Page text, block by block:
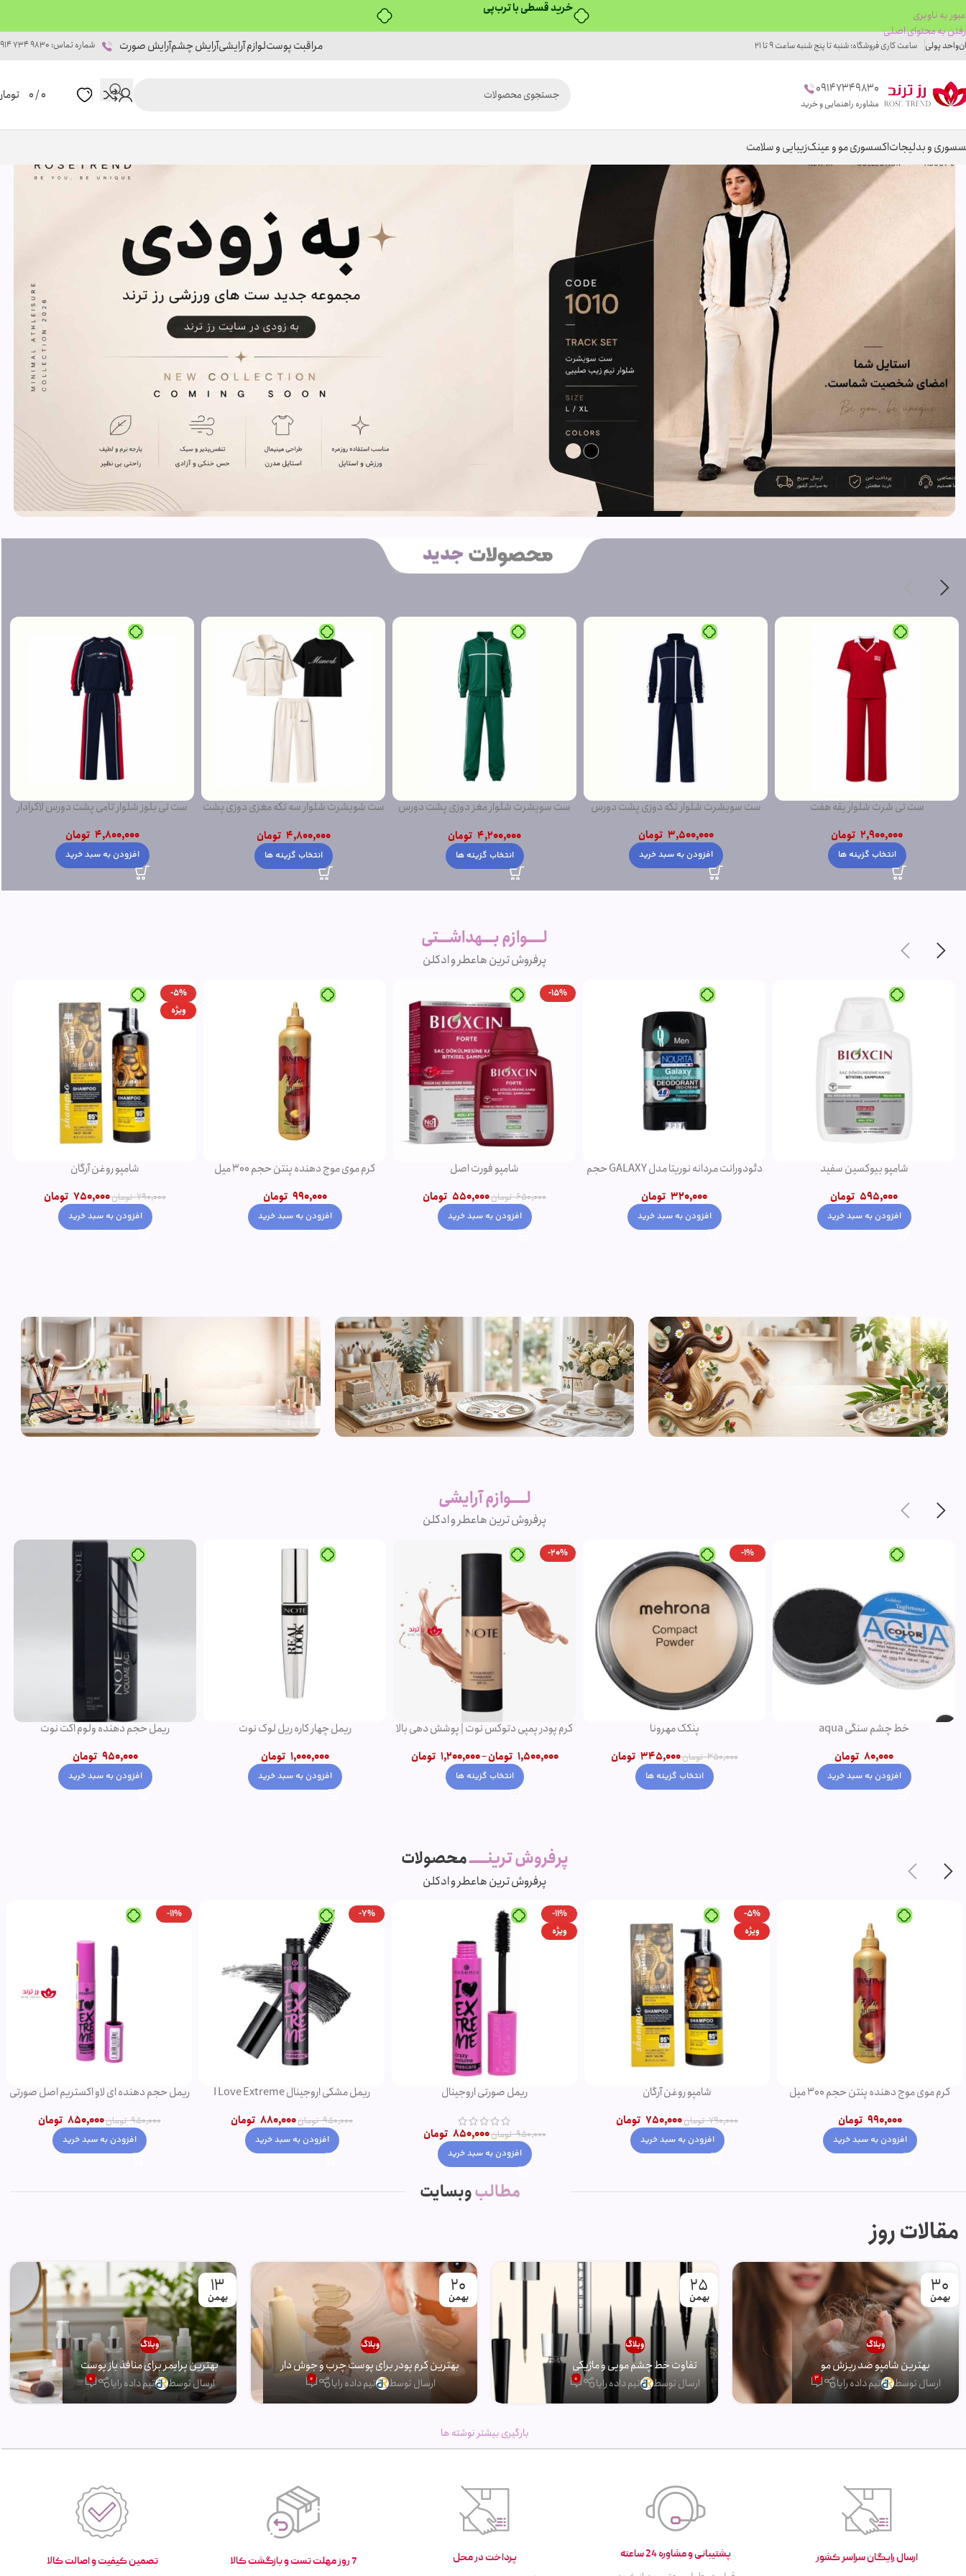
خرید قسطی با ترب‌پی
عبور به ناوبری
رفتن به محتوای اصلی
واحد پولی ساعت کاری فروشگاه: شنبه تا پنج شنبه ساعت 9 تا 21 مراقبت پوستلوازم آرایشیآرایش چشمآرایش صورت شماره تماس: 9830 734 0914
09147349830
مشاوره راهنمایی و خرید
0
/
0
و بدلیجاتاکسسوری مو و عینکزیبایی و سلامت
ست تی شرت شلوار یقه هفت
2,900,000 تومان
انتخاب گزینه ها
ست سویشرت شلوار تکه دوزی پشت دورس
3,500,000 تومان
افزودن به سبد خرید
ست سویشرت شلوار مغز دوزی پشت دورس
4,200,000 تومان
انتخاب گزینه ها
ست شویشرت شلوار سه تکه مغزی دوزی پشت
4,800,000 تومان
انتخاب گزینه ها
ست تی بلوز شلوار تامی پشت دورس لاکرادار
4,800,000 تومان
افزودن به سبد خرید
لــــوازم بـــهداشـــتی
پرفروش ترین هاعطر و ادکلن
شامپو بیوکسین سفید
595,000 تومان
افزودن به سبد خرید
دئودورانت مردانه نوریتا مدل GALAXY حجم
320,000 تومان
افزودن به سبد خرید
-15%
شامپو فورت اصل
650,000 تومان550,000 تومان
افزودن به سبد خرید
کرم موی موج دهنده پنتن حجم 300 میل
990,000 تومان
افزودن به سبد خرید
-5%
ویژه
شامپو روغن آرگان
790,000 تومان750,000 تومان
افزودن به سبد خرید
بدلیجات
متنوع
مشاهده
محصولات
مشاهده محصولات
لــــوازم آرایشی
پرفروش ترین هاعطر و ادکلن
خط چشم سنگی aqua
80,000 تومان
افزودن به سبد خرید
-1%
پنکک مهرونا
350,000 تومان345,000 تومان
انتخاب گزینه ها
-20%
کرم پودر پمپی دتوکس نوت | پوشش دهی بالا
1,500,000 تومان–
1,200,000 تومان
انتخاب گزینه ها
ریمل چهار کاره ریل لوک نوت
1,000,000 تومان
افزودن به سبد خرید
ریمل حجم دهنده ولوم اکت نوت
950,000 تومان
افزودن به سبد خرید
پرفروش ترینـــــمحصولات
پرفروش ترین هاعطر و ادکلن
کرم موی موج دهنده پنتن حجم 300 میل
990,000 تومان
افزودن به سبد خرید
-5%
ویژه
شامپو روغن آرگان
790,000 تومان750,000 تومان
افزودن به سبد خرید
-11%
ویژه
ریمل صورتی اروجینال
950,000 تومان850,000 تومان
افزودن به سبد خرید
-7%
ریمل مشکی اروجینال I Love Extreme
950,000 تومان880,000 تومان
افزودن به سبد خرید
-11%
ریمل حجم دهنده ای لاو اکستریم اصل صورتی
950,000 تومان850,000 تومان
افزودن به سبد خرید
مطالبوبسایت
مقالات روز
30
بهمن
وبلاگ
بهترین شامپو ضد ریزش مو
ارسال توسط تیم داده رایا 3
25
بهمن
وبلاگ
تفاوت خط چشم مویی و ماژیکی
ارسال توسط تیم داده رایا 0
20
بهمن
وبلاگ
بهترین کرم پودر برای پوست چرب و جوش دار
ارسال توسط تیم داده رایا 0
13
بهمن
وبلاگ
بهترین پرایمر برای منافذ باز پوست
ارسال توسط تیم داده رایا 0
بارگیری بیشتر نوشته ها
ارسال رایگان سراسر کشور پشتیبانی و مشاوره 24 ساعته پرداخت در محل 7 روز مهلت تست و بازگشت کالا تصمین کیفیت و اصالت کالا